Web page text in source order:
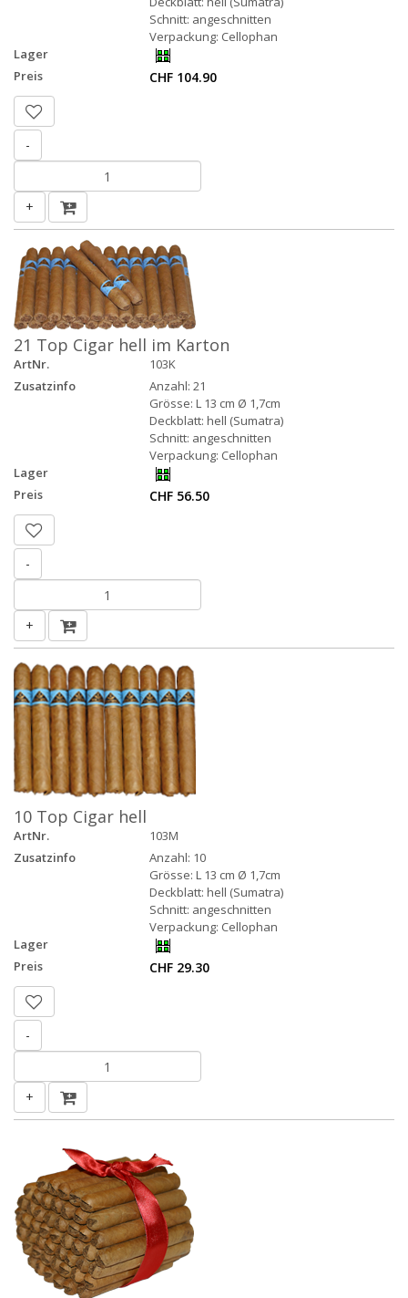
Schnitt: angeschnitten
Verpackung: Cellophan
Lager
Preis
CHF 104.90
-
+
21 Top Cigar hell im Karton
ArtNr.
103K
Zusatzinfo
Anzahl: 21
Grösse: L 13 cm Ø 1,7cm
Deckblatt: hell (Sumatra)
Schnitt: angeschnitten
Verpackung: Cellophan
Lager
Preis
CHF 56.50
-
+
10 Top Cigar hell
ArtNr.
103M
Zusatzinfo
Anzahl: 10
Grösse: L 13 cm Ø 1,7cm
Deckblatt: hell (Sumatra)
Schnitt: angeschnitten
Verpackung: Cellophan
Lager
Preis
CHF 29.30
-
+